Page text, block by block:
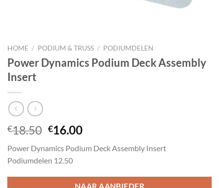
HOME / PODIUM & TRUSS / PODIUMDELEN
Power Dynamics Podium Deck Assembly
Insert
€18.50 Oorspronkelijke
was:
€18.50.
€16.00Huidige
is:
Power Dynamics Podium Deck Assembly Insert
Podiumdelen 12.50
NAAR AANBIEDER